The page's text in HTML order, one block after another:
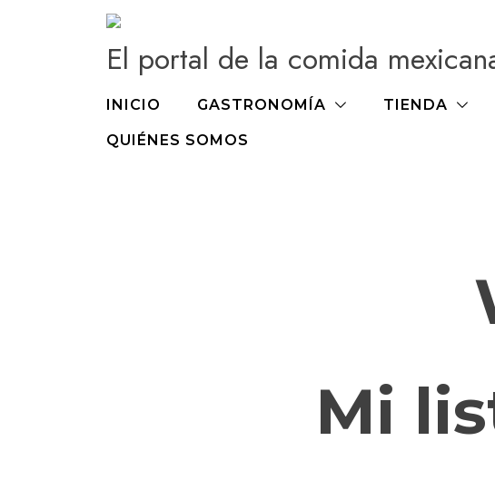
El portal de la comida
INICIO GASTRONOMÍA TIENDA
QUIÉNES SOMOS
Mi